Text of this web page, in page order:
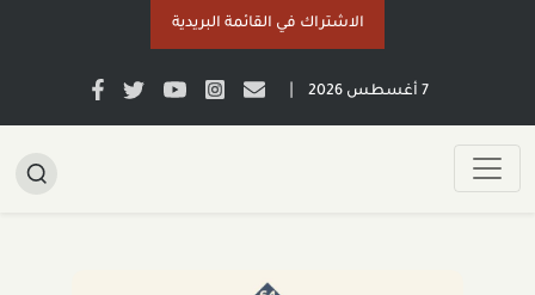
الاشتراك في القائمة البريدية
7 أغسطس 2026